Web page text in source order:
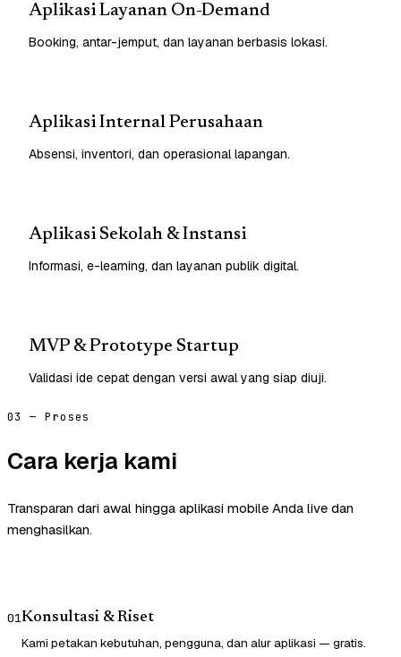
Aplikasi Layanan On-Demand
Booking, antar-jemput, dan layanan berbasis lokasi.
Aplikasi Internal Perusahaan
Absensi, inventori, dan operasional lapangan.
Aplikasi Sekolah & Instansi
Informasi, e-learning, dan layanan publik digital.
MVP & Prototype Startup
Validasi ide cepat dengan versi awal yang siap diuji.
03 — Proses
Cara kerja kami
Transparan dari awal hingga aplikasi mobile Anda live dan
menghasilkan.
01Konsultasi & Riset
Kami petakan kebutuhan, pengguna, dan alur aplikasi — gratis.